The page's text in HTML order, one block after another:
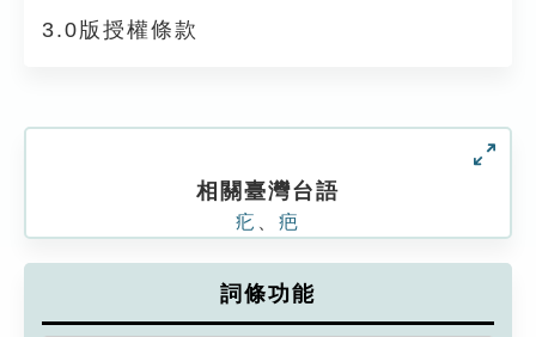
3.0版授權條款
相關臺灣台語
疕 疤
詞條功能